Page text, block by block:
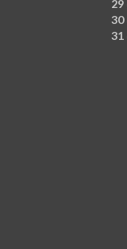
29
30
31